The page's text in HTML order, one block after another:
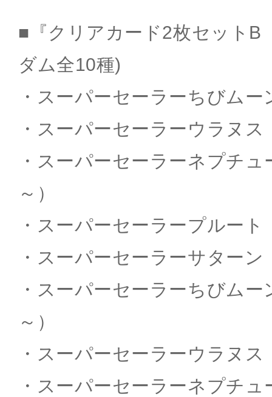
■『クリアカード2枚セットB
ダム全10種)
・スーパーセーラーちびム
・スーパーセーラーウラヌ
・スーパーセーラーネプチ
～）
・スーパーセーラープルート
・スーパーセーラーサターン
・スーパーセーラーちびムー
～）
・スーパーセーラーウラヌ
・スーパーセーラーネプチ